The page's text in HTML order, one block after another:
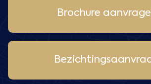
Brochure